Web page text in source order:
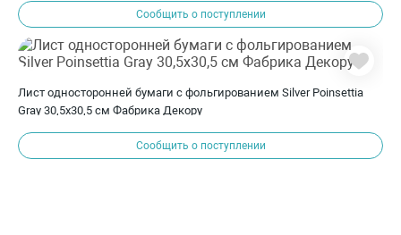
Сообщить о поступлении
Лист односторонней бумаги с фольгированием Silver Poinsettia
Gray 30,5х30,5 см Фабрика Декору
Сообщить о поступлении